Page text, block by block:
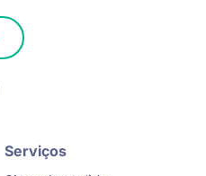
Serviços